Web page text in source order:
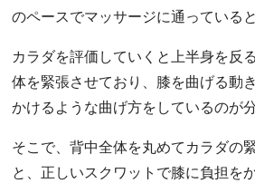
のペースでマッサージに通っている
カラダを評価していくと上半身を反
体を緊張させており、膝を曲げる動
かけるような曲げ方をしているのが
そこで、背中全体を丸めてカラダの
と、正しいスクワットで膝に負担を